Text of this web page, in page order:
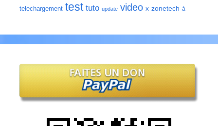
telechargement test tuto update video x zonetech à